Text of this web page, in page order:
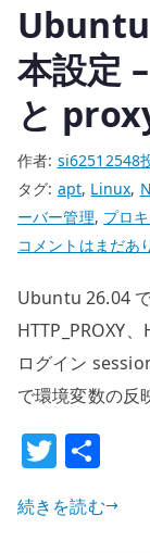
確
認
す
る
へ
の
Ubuntu
本設定
と
作者: si62512548
タグ: apt, Linux,
ーバー管理, プロ
Ubuntu
共
通
環
基
本
設
コメントはまだあ
Ubuntu 26.04
HTTP_PROXY、
ログイン
で環境変数の反
T
w
it
続きを読む